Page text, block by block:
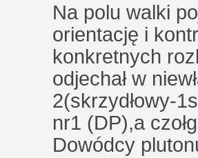
Na polu walki
orientację i
konkretnych
odjechał w
2(skrzydłowy-
nr1 (DP),a
Dowódcy